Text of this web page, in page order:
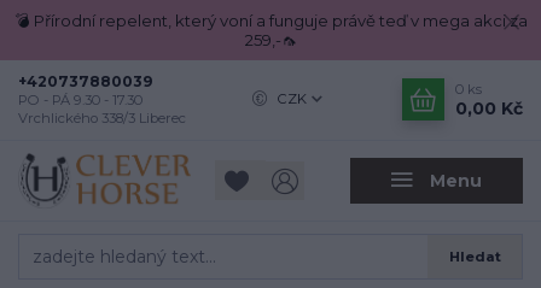
💣 Přírodní repelent, který voní a funguje právě teď v mega akci za
259,-🦟
Menu
CZK
Hledat
+420737880039
PO - PÁ 9.30 - 17.30
Vrchlického 338/3 Liberec
0 ks
0,00 Kč